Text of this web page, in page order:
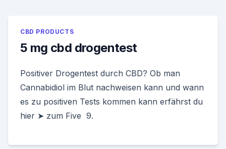
CBD PRODUCTS
5 mg cbd drogentest
Positiver Drogentest durch CBD? Ob man
Cannabidiol im Blut nachweisen kann und wann
es zu positiven Tests kommen kann erfährst du
hier ➤ zum Five 9.